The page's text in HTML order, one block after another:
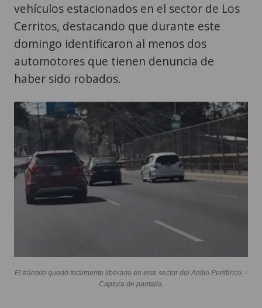
vehículos estacionados en el sector de Los
Cerritos, destacando que durante este
domingo identificaron al menos dos
automotores que tienen denuncia de
haber sido robados.
El tránsito quedó totalmente liberado en este sector del Anillo Periférico. -
Captura de pantalla.